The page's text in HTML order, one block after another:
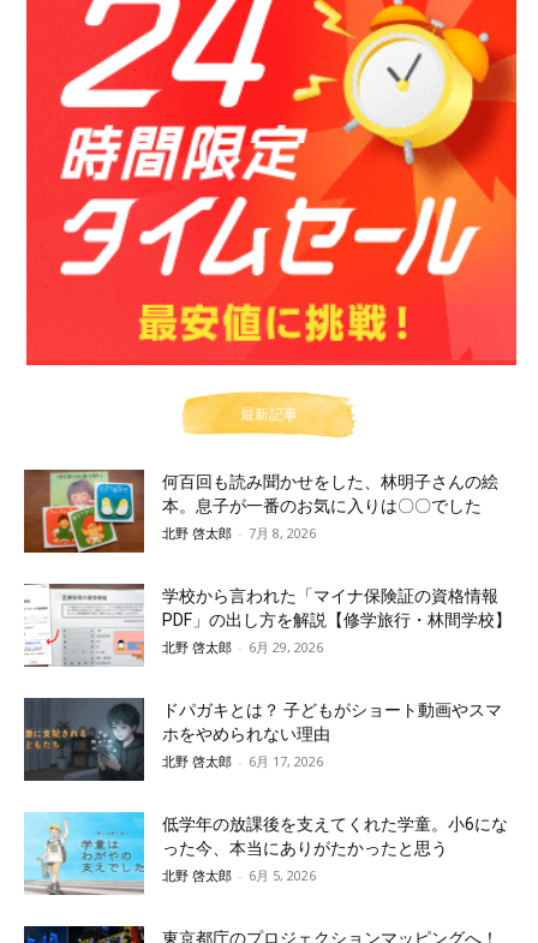
最新記事
何百回も読み聞かせをした、林明子さんの絵
本。息子が一番のお気に入りは〇〇でした
北野 啓太郎 - 7月 8, 2026
学校から言われた「マイナ保険証の資格情報
PDF」の出し方を解説【修学旅行・林間学校】
北野 啓太郎 - 6月 29, 2026
ドパガキとは？ 子どもがショート動画やスマ
ホをやめられない理由
北野 啓太郎 - 6月 17, 2026
低学年の放課後を支えてくれた学童。小6にな
った今、本当にありがたかったと思う
北野 啓太郎 - 6月 5, 2026
東京都庁のプロジェクションマッピングへ！